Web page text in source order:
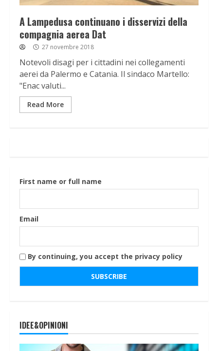
A Lampedusa continuano i disservizi della
compagnia aerea Dat
27 novembre 2018
Notevoli disagi per i cittadini nei collegamenti
aerei da Palermo e Catania. Il sindaco Martello:
"Enac valuti...
Read More
First name or full name
Email
By continuing, you accept the privacy policy
IDEE&OPINIONI